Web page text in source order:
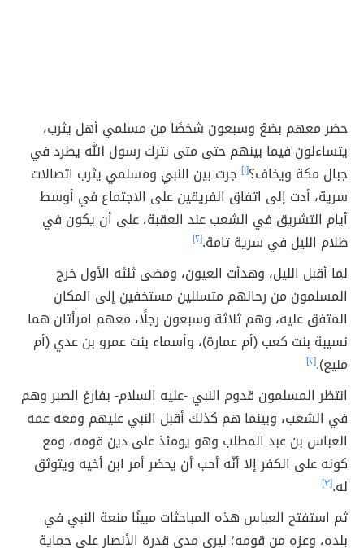
حضر معهم بضعٌ وسبعون شخصًا من مسلمي أهل يثرب،
يتساءلون فيما بينهم حتى متى نترك رسول الله يطرد في
جبال مكة ويخاف؟[١] جرت بين النبي ومسلمي يثرب اتصالات
سرية، أدت إلى اتفاق الفريقين على الاجتماع في أوسط
أيام التشريق في الشعب عند العقبة، على أن يكون في
ظلام الليل في سرية تامة.[٢]
لما أقبل الليل، وهدأت العيون، ومضى ثلثه الأول خرج
المسلمون من رحالهم متسللين مستخفين إلى المكان
المتفق عليه، وهم ثلاثة وسبعون رجلًا، معهم امرأتان هما
نسيبة بنت كعب (أم عمارة)، وأسماء بنت عمرو بن عدي (أم
منيع).[٢]
انتظر المسلمون قدوم النبي -عليه السلام- بفارغ الصبر وهم
في الشعب، وبينما هم كذلك أقبل النبي عليهم ومعه عمه
العباس بن عبد المطلب وهو يومئذ على دين قومه، ومع
كونه على الكفر إلا أنّه أحب أن يحضر أمر ابن أخيه ويتوثق
له.[٣]
ثم استفتح العباس هذه المباحثات مبينًا منعة النبي في
بلده، وعزه من قومه؛ ليرى مدى قدرة الأنصار على حماية